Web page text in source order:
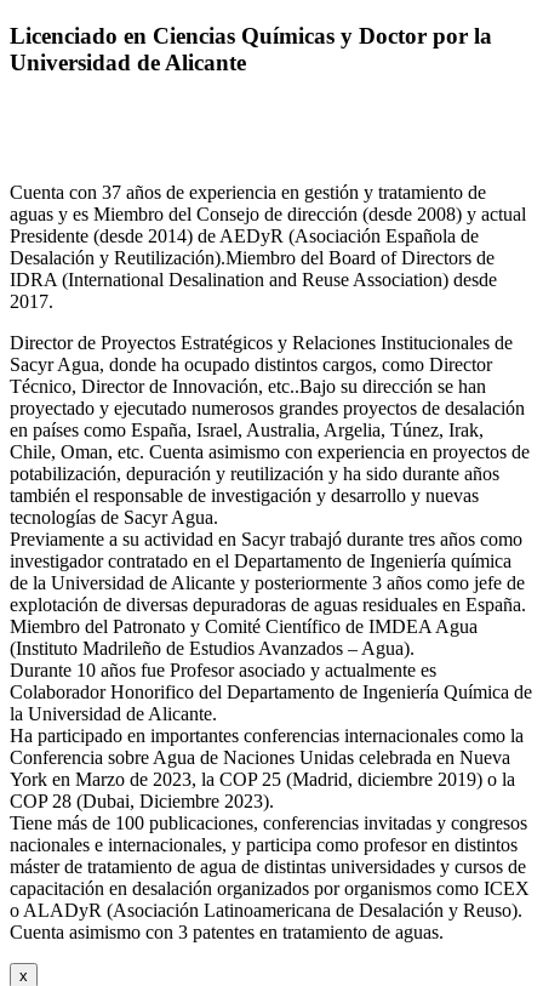
Licenciado en Ciencias Químicas y Doctor por la
Universidad de Alicante
Cuenta con 37 años de experiencia en gestión y tratamiento de
aguas y es Miembro del Consejo de dirección (desde 2008) y actual
Presidente (desde 2014) de AEDyR (Asociación Española de
Desalación y Reutilización).Miembro del Board of Directors de
IDRA (International Desalination and Reuse Association) desde
2017.
Director de Proyectos Estratégicos y Relaciones Institucionales de
Sacyr Agua, donde ha ocupado distintos cargos, como Director
Técnico, Director de Innovación, etc..Bajo su dirección se han
proyectado y ejecutado numerosos grandes proyectos de desalación
en países como España, Israel, Australia, Argelia, Túnez, Irak,
Chile, Oman, etc. Cuenta asimismo con experiencia en proyectos de
potabilización, depuración y reutilización y ha sido durante años
también el responsable de investigación y desarrollo y nuevas
tecnologías de Sacyr Agua.
Previamente a su actividad en Sacyr trabajó durante tres años como
investigador contratado en el Departamento de Ingeniería química
de la Universidad de Alicante y posteriormente 3 años como jefe de
explotación de diversas depuradoras de aguas residuales en España.
Miembro del Patronato y Comité Científico de IMDEA Agua
(Instituto Madrileño de Estudios Avanzados – Agua).
Durante 10 años fue Profesor asociado y actualmente es
Colaborador Honorifico del Departamento de Ingeniería Química de
la Universidad de Alicante.
Ha participado en importantes conferencias internacionales como la
Conferencia sobre Agua de Naciones Unidas celebrada en Nueva
York en Marzo de 2023, la COP 25 (Madrid, diciembre 2019) o la
COP 28 (Dubai, Diciembre 2023).
Tiene más de 100 publicaciones, conferencias invitadas y congresos
nacionales e internacionales, y participa como profesor en distintos
máster de tratamiento de agua de distintas universidades y cursos de
capacitación en desalación organizados por organismos como ICEX
o ALADyR (Asociación Latinoamericana de Desalación y Reuso).
Cuenta asimismo con 3 patentes en tratamiento de aguas.
x